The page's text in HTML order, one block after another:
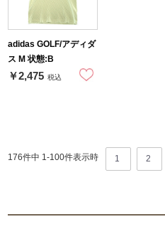
adidas GOLF/アディダ
ス M 状態:B
￥2,475 税込
176件中 1-100件表示時 1 2